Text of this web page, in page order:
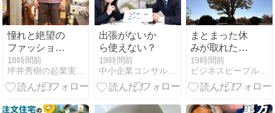
憧れと絶望の
ファッション
哲学・
141「茶系ア
イテム」
18時間前
坪井秀樹の起業実験日記「理由なき反抗期」
出張がないか
ら使えない？
19時間前
中小企業コンサルティングYURUBUSI
まとまった休
みが取れた時
は、今後の人
生についてじ
っくり考えよ
19時間前
ビジネスピープル共和国